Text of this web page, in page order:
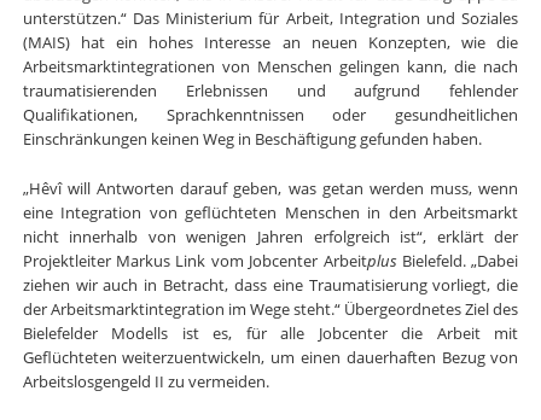
unterstützen.“ Das Ministerium für Arbeit, Integration und Soziales
(MAIS) hat ein hohes Interesse an neuen Konzepten, wie die
Arbeitsmarktintegrationen von Menschen gelingen kann, die nach
traumatisierenden Erlebnissen und aufgrund fehlender
Qualifikationen, Sprachkenntnissen oder gesundheitlichen
Einschränkungen keinen Weg in Beschäftigung gefunden haben.
„Hêvî will Antworten darauf geben, was getan werden muss, wenn
eine Integration von geflüchteten Menschen in den Arbeitsmarkt
nicht innerhalb von wenigen Jahren erfolgreich ist“, erklärt der
Projektleiter Markus Link vom Jobcenter ArbeitplusBielefeld. „Dabei
ziehen wir auch in Betracht, dass eine Traumatisierung vorliegt, die
der Arbeitsmarktintegration im Wege steht.“ Übergeordnetes Ziel des
Bielefelder Modells ist es, für alle Jobcenter die Arbeit mit
Geflüchteten weiterzuentwickeln, um einen dauerhaften Bezug von
Arbeitslosgengeld II zu vermeiden.